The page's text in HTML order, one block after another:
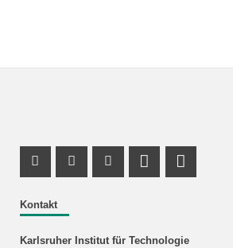
Kontakt
Karlsruher Institut für Technologie
Instagram Profil
Facebook Profil
Youtube Profil
Profil